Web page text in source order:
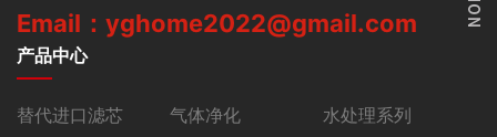
Email：yghome2022@gmail.com
产品中心
替代进口滤芯 气体净化
水处理系列